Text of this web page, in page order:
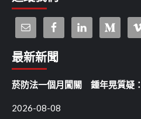
最新新聞
菸防法一個月闖關 鍾年晃質疑
2026-08-08